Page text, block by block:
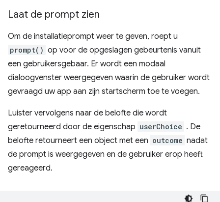
Laat de prompt zien
Om de installatieprompt weer te geven, roept u
prompt() op voor de opgeslagen gebeurtenis vanuit
een gebruikersgebaar. Er wordt een modaal
dialoogvenster weergegeven waarin de gebruiker wordt
gevraagd uw app aan zijn startscherm toe te voegen.
Luister vervolgens naar de belofte die wordt
geretourneerd door de eigenschap userChoice . De
belofte retourneert een object met een outcome nadat
de prompt is weergegeven en de gebruiker erop heeft
gereageerd.